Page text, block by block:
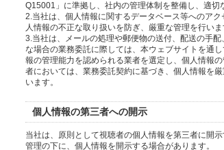
Q15001」に準拠し、社内の管理体制を整備し、適切
2.当社は、個人情報に関するデータベース等へのア
人情報の不正な取り扱いを防ぎ、厳重な管理を行いま
3.当社は、メールの処理や郵便物の送付、配送の手
な場合の業務委託に際しては、本ウェブサイトを通
報の管理能力を認められる業者を選定し、個人情報
者においては、業務委託契約に基づき、個人情報を
います。
個人情報の第三者への開示
当社は、原則として視聴者の個人情報を第三者に開
管理の下に、個人情報を開示する場合があります。